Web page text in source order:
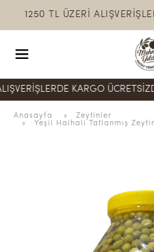
1250 TL ÜZERİ
KARGO ÜCRETSİZDİR!!
Anasayfa » Zeytinler
» Yeşil Halhali Tatlanmış